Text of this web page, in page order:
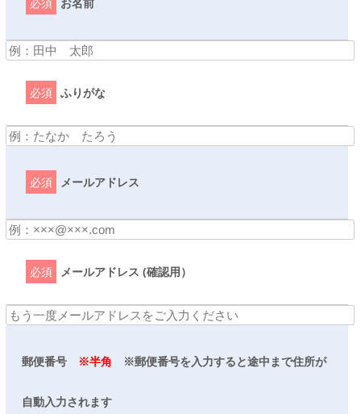
必須 ふりがな
必須 メールアドレス
必須 メールアドレス (確認用）
郵便番号 ※半角 ※郵便番号を入力すると途中まで住所が
自動入力されます